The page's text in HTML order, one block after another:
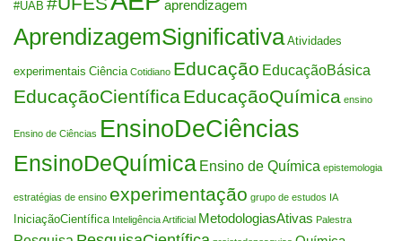
#UAB aprendizagem
AprendizagemSignificativa Atividades
experimentais Ciência Cotidiano Educação EducaçãoBásica
EducaçãoCientíficaEducaçãoQuímica ensino
Ensino de Ciências EnsinoDeCiências
EnsinoDeQuímica Ensino de Química epistemologia
estratégias de ensino experimentação grupo de estudos IA
IniciaçãoCientífica Inteligência Artificial MetodologiasAtivas Palestra